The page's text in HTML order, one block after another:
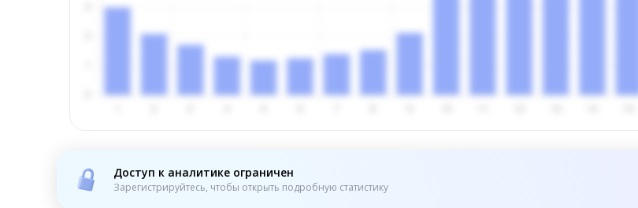
Доступ к аналитике ограничен
Зарегистрируйтесь, чтобы открыть подробную статистику